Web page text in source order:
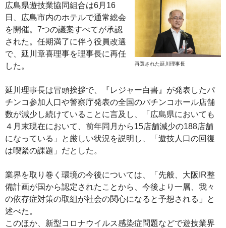
再選された延川理事長
広島県遊技業協同組合は6月16
日、広島市内のホテルで通常総会
を開催。7つの議案すべてが承認
された。任期満了に伴う役員改選
で、延川章喜理事を理事長に再任
した。
延川理事長は冒頭挨拶で、『レジャー白書』が発表したパ
チンコ参加人口や警察庁発表の全国のパチンコホール店舗
数が減少し続けていることに言及し、「広島県においても
４月末現在において、前年同月から15店舗減少の188店舗
になっている」と厳しい状況を説明し、「遊技人口の回復
は喫緊の課題」だとした。
業界を取り巻く環境の今後については、「先般、大阪IR整
備計画が国から認定されたことから、今後より一層、我々
の依存症対策の取組が社会の関心になると予想される」と
述べた。
このほか、新型コロナウイルス感染症問題などで遊技業界